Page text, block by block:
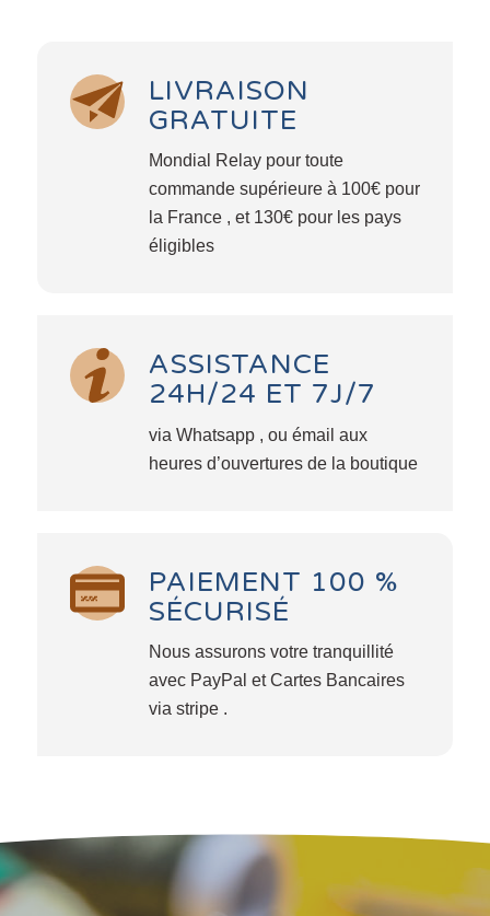
LIVRAISON
GRATUITE
Mondial Relay pour toute
commande supérieure à 100€ pour
la France , et 130€ pour les pays
éligibles
ASSISTANCE
24H/24 ET 7J/7
via Whatsapp , ou émail aux
heures d’ouvertures de la boutique
PAIEMENT 100 %
SÉCURISÉ
Nous assurons votre tranquillité
avec PayPal et Cartes Bancaires
via stripe .